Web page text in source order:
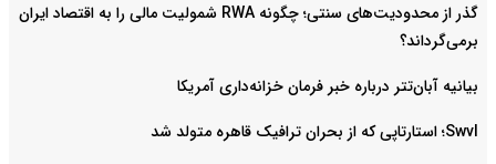
گذر از محدودیت‌های سنتی؛ چگونه RWA شمولیت مالی را به اقتصاد ایران
برمی‌گرداند؟
بیانیه آبان‌تتر درباره خبر فرمان خزانه‌داری آمریکا
Swvl؛ استارتاپی که از بحران ترافیک قاهره متولد شد